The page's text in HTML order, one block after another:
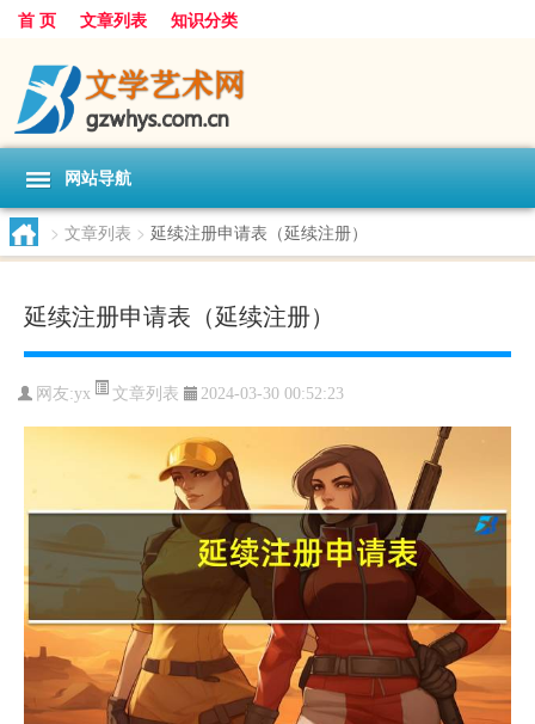
首 页 文章列表 知识分类
网站导航
> 文章列表 > 延续注册申请表（延续注册）
延续注册申请表（延续注册）
网友:yx 文章列表 2024-03-30 00:52:23